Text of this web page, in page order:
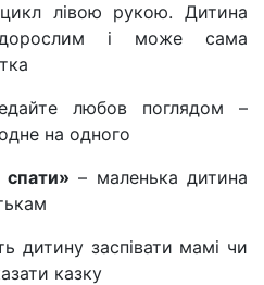
лівою рукою. Дитина
і може сама
любов поглядом –
на одного
– маленька дитина
дитину заспівати мамі чи
казку